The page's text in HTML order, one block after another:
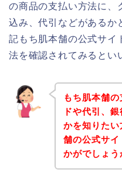
の商品の支払い方法に、
込み、代引などがあるか
記もち肌本舗の公式サイ
法を確認されてみるとい
もち肌本舗
ドや代引、
かを知りた
舗の公式サ
かがでしょう